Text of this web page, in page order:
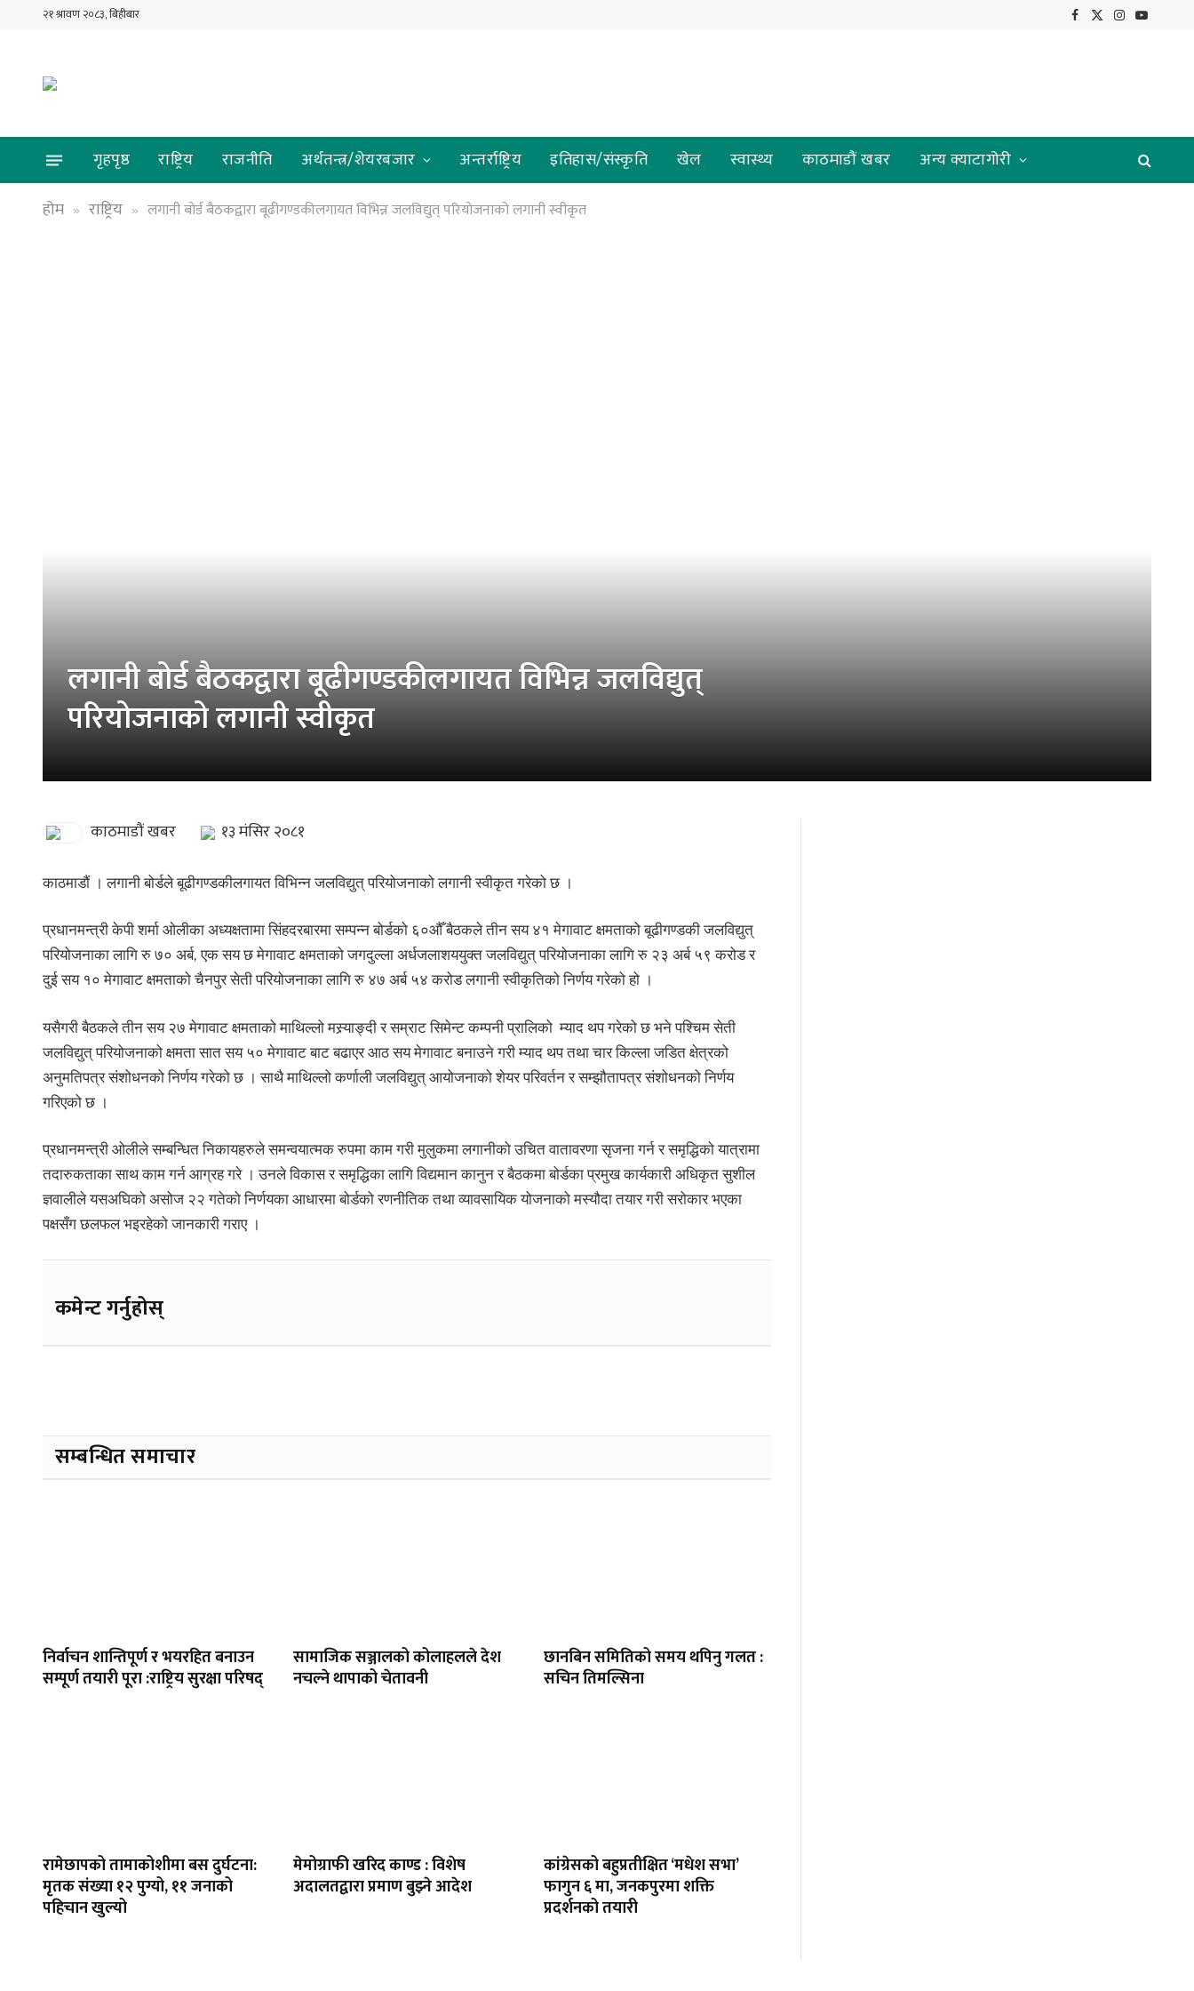
२१ श्रावण २०८३, बिहीबार Facebook
X
Instagram
YouTube
गृहपृष्ठ राष्ट्रिय राजनीति अर्थतन्त्र/शेयरबजार अन्तर्राष्ट्रिय इतिहास/संस्कृति खेल स्वास्थ्य काठमाडौं खबर
अन्य क्याटागोरी
होम
» राष्ट्रिय » लगानी बोर्ड बैठकद्वारा बूढीगण्डकीलगायत विभिन्न जलविद्युत् परियोजनाको लगानी स्वीकृत
लगानी बोर्ड बैठकद्वारा बूढीगण्डकीलगायत विभिन्न जलविद्युत्
परियोजनाको लगानी स्वीकृत
काठमाडौं खबर १३ मंसिर २०८१
काठमाडौं । लगानी बोर्डले बूढीगण्डकीलगायत विभिन्न जलविद्युत् परियोजनाको लगानी स्वीकृत गरेको छ ।
प्रधानमन्त्री केपी शर्मा ओलीका अध्यक्षतामा सिंहदरबारमा सम्पन्न बोर्डको ६०औँ बैठकले तीन सय ४१ मेगावाट क्षमताको बूढीगण्डकी जलविद्युत्
परियोजनाका लागि रु ७० अर्ब, एक सय छ मेगावाट क्षमताको जगदुल्ला अर्धजलाशययुक्त जलविद्युत् परियोजनाका लागि रु २३ अर्ब ५९ करोड र
दुई सय १० मेगावाट क्षमताको चैनपुर सेती परियोजनाका लागि रु ४७ अर्ब ५४ करोड लगानी स्वीकृतिको निर्णय गरेको हो ।
यसैगरी बैठकले तीन सय २७ मेगावाट क्षमताको माथिल्लो मस्र्याङ्दी र सम्राट सिमेन्ट कम्पनी प्रालिको म्याद थप गरेको छ भने पश्चिम सेती
जलविद्युत् परियोजनाको क्षमता सात सय ५० मेगावाट बाट बढाएर आठ सय मेगावाट बनाउने गरी म्याद थप तथा चार किल्ला जडित क्षेत्रको
अनुमतिपत्र संशोधनको निर्णय गरेको छ । साथै माथिल्लो कर्णाली जलविद्युत् आयोजनाको शेयर परिवर्तन र सम्झौतापत्र संशोधनको निर्णय
गरिएको छ ।
प्रधानमन्त्री ओलीले सम्बन्धित निकायहरुले समन्वयात्मक रुपमा काम गरी मुलुकमा लगानीको उचित वातावरणा सृजना गर्न र समृद्धिको यात्रामा
तदारुकताका साथ काम गर्न आग्रह गरे । उनले विकास र समृद्धिका लागि विद्यमान कानुन र बैठकमा बोर्डका प्रमुख कार्यकारी अधिकृत सुशील
ज्ञवालीले यसअघिको असोज २२ गतेको निर्णयका आधारमा बोर्डको रणनीतिक तथा व्यावसायिक योजनाको मस्यौदा तयार गरी सरोकार भएका
पक्षसँग छलफल भइरहेको जानकारी गराए ।
कमेन्ट गर्नुहोस्
सम्बन्धित समाचार
निर्वाचन शान्तिपूर्ण र भयरहित बनाउन
सम्पूर्ण तयारी पूरा :राष्ट्रिय सुरक्षा परिषद्
सामाजिक सञ्जालको कोलाहलले देश
नचल्ने थापाको चेतावनी
छानबिन समितिको समय थपिनु गलत :
सचिन तिमल्सिना
रामेछापको तामाकोशीमा बस दुर्घटना:
मृतक संख्या १२ पुग्यो, ११ जनाको
पहिचान खुल्यो
मेमोग्राफी खरिद काण्ड : विशेष
अदालतद्वारा प्रमाण बुझ्ने आदेश
कांग्रेसको बहुप्रतीक्षित ‘मधेश सभा’
फागुन ६ मा, जनकपुरमा शक्ति
प्रदर्शनको तयारी